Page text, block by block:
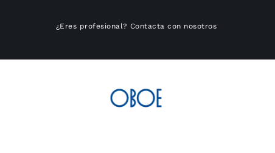
¿Eres profesional? Contacta con nosotros